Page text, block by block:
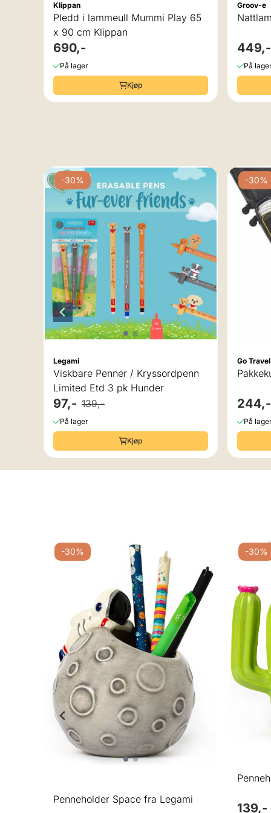
Klippan
Pledd i lammeull Mummi Play 65
x 90 cm Klippan
690,-
På lager
Kjøp
Groov-e
449,-
På
5 mulige -30%
Legami
Viskbare Penner / Kryssordpenn
Limited Etd 3 pk Hunder
97,- 139,-
På lager
Kjøp
-30%
Go Travel
244,-
På
-30%
Penneholder Space fra Legami
-30%
139,-